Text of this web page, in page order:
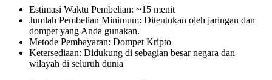
COIN-M Berjangka
Mata Uang Kripto Berjangka
Estimasi Waktu Pembelian: ~15 menit
Jumlah Pembelian Minimum: Ditentukan oleh jaringan dan
dompet yang Anda gunakan.
Metode Pembayaran: Dompet Kripto
Ketersediaan: Didukung di sebagian besar negara dan
wilayah di seluruh dunia